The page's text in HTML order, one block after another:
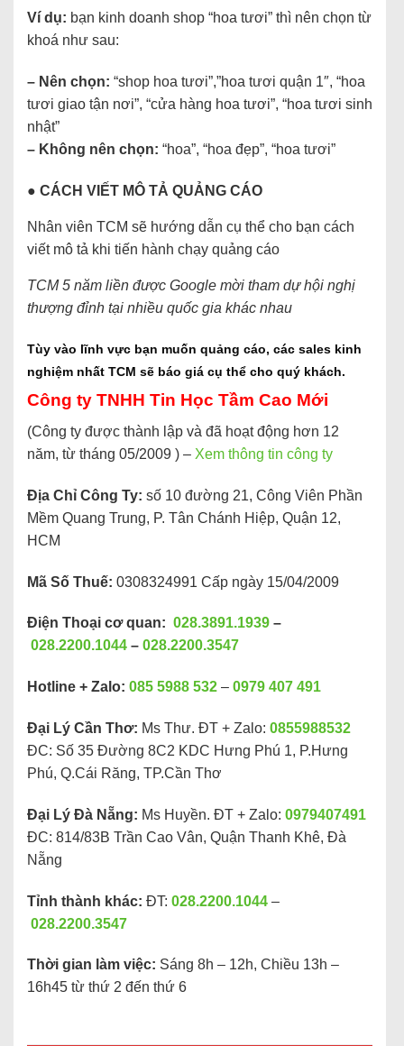
Ví dụ: bạn kinh doanh shop “hoa tươi” thì nên chọn từ
khoá như sau:
– Nên chọn: “shop hoa tươi”,”hoa tươi quận 1″, “hoa
tươi giao tận nơi”, “cửa hàng hoa tươi”, “hoa tươi sinh
nhật”
– Không nên chọn: “hoa”, “hoa đẹp”, “hoa tươi”
● CÁCH VIẾT MÔ TẢ QUẢNG CÁO
Nhân viên TCM sẽ hướng dẫn cụ thể cho bạn cách
viết mô tả khi tiến hành chạy quảng cáo
TCM 5 năm liền được Google mời tham dự hội nghị
thượng đỉnh tại nhiều quốc gia khác nhau
Tùy vào lĩnh vực bạn muốn quảng cáo, các sales kinh
nghiệm nhất TCM sẽ báo giá cụ thể cho quý khách.
Công ty TNHH Tin Học Tầm Cao Mới
(Công ty được thành lập và đã hoạt động hơn 12
năm, từ tháng 05/2009 ) – Xem thông tin công ty
Địa Chỉ Công Ty: số 10 đường 21, Công Viên Phần
Mềm Quang Trung, P. Tân Chánh Hiệp, Quận 12,
HCM
Mã Số Thuế: 0308324991 Cấp ngày 15/04/2009
Điện Thoại cơ quan: 028.3891.1939 –
028.2200.1044 – 028.2200.3547
Hotline + Zalo: 085 5988 532 – 0979 407 491
Đại Lý Cần Thơ: Ms Thư. ĐT + Zalo: 0855988532
ĐC: Số 35 Đường 8C2 KDC Hưng Phú 1, P.Hưng
Phú, Q.Cái Răng, TP.Cần Thơ
Đại Lý Đà Nẵng: Ms Huyền. ĐT + Zalo: 0979407491
ĐC: 814/83B Trần Cao Vân, Quận Thanh Khê, Đà
Nẵng
Tỉnh thành khác: ĐT: 028.2200.1044 –
028.2200.3547
Thời gian làm việc: Sáng 8h – 12h, Chiều 13h –
16h45 từ thứ 2 đến thứ 6